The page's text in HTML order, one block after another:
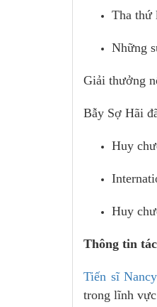
Tha thứ
Những
Giải thưởng
Bẫy Sợ Hãi
Huy
Huy
Thông tin
Tiến sĩ
trong lĩnh